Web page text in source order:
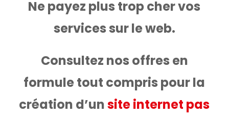
Ne payez plus trop cher vos
services sur le web.
Consultez nos offres en
formule tout compris pour la
création d’unsite internet pas